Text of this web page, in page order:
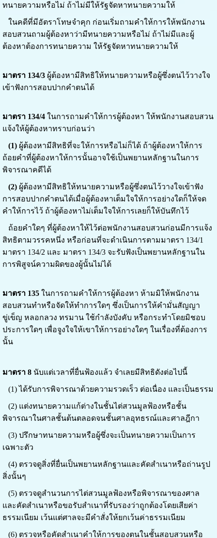
ทนายความหรือไม่ ถ้าไม่มีให้รัฐจัดหาทนายความให้
ในคดีที่มีอัตราโทษจำคุก ก่อนเริ่มถามคำให้การให้พนักงาน
สอบสวนถามผู้ต้องหาว่ามีทนายความหรือไม่ ถ้าไม่มีและผู้
ต้องหาต้องการทนายความ ให้รัฐจัดหาทนายความให้
มาตรา 134/3ผู้ต้องหามีสิทธิให้ทนายความหรือผู้ซึ่งตนไว้วางใจ
เข้าฟังการสอบปากคำตนได้
มาตรา 134/4ในการถามคำให้การผู้ต้องหา ให้พนักงานสอบสวน
แจ้งให้ผู้ต้องหาทราบก่อนว่า
(1)ผู้ต้องหามีสิทธิที่จะให้การหรือไม่ก็ได้ ถ้าผู้ต้องหาให้การ
ถ้อยคำที่ผู้ต้องหาให้การนั้นอาจใช้เป็นพยานหลักฐานในการ
พิจารณาคดีได้
(2)ผู้ต้องหามีสิทธิให้ทนายความหรือผู้ซึ่งตนไว้วางใจเข้าฟัง
การสอบปากคำตนได้เมื่อผู้ต้องหาเต็มใจให้การอย่างใดก็ให้จด
คำให้การไว้ ถ้าผู้ต้องหาไม่เต็มใจให้การเลยก็ให้บันทึกไว้
ถ้อยคำใดๆ ที่ผู้ต้องหาให้ไว้ต่อพนักงานสอบสวนก่อนมีการแจ้ง
สิทธิตามวรรคหนึ่ง หรือก่อนที่จะดำเนินการตามมาตรา 134/1
มาตรา 134/2 และ มาตรา 134/3 จะรับฟังเป็นพยานหลักฐานใน
การพิสูจน์ความผิดของผู้นั้นไม่ได้
มาตรา 135ในการถามคำให้การผู้ต้องหา ห้ามมิให้พนักงาน
สอบสวนทำหรือจัดให้ทำการใดๆ ซึ่งเป็นการให้คำมั่นสัญญา
ขู่เข็ญ หลอกลวง ทรมาน ใช้กำลังบังคับ หรือกระทำโดยมิชอบ
ประการใดๆ เพื่อจูงใจให้เขาให้การอย่างใดๆ ในเรื่องที่ต้องการ
นั้น
มาตรา 8นับแต่เวลาที่ยื่นฟ้องแล้ว จำเลยมีสิทธิดังต่อไปนี้
(1) ได้รับการพิจารณาด้วยความรวดเร็ว ต่อเนื่อง และเป็นธรรม
(2) แต่งทนายความแก้ต่างในชั้นไต่สวนมูลฟ้องหรือชั้น
พิจารณาในศาลชั้นต้นตลอดจนชั้นศาลอุทธรณ์และศาลฎีกา
(3) ปรึกษาทนายความหรือผู้ซึ่งจะเป็นทนายความเป็นการ
เฉพาะตัว
(4) ตรวจดูสิ่งที่ยื่นเป็นพยานหลักฐานและคัดสำเนาหรือถ่านรูป
สิ่งนั้นๆ
(5) ตรวจดูสำนวนการไต่สวนมูลฟ้องหรือพิจารณาของศาล
และคัดสำเนาหรือขอรับสำเนาที่รับรองว่าถูกต้องโดยเสียค่า
ธรรมเนียม เว้นแต่ศาลจะมีคำสั่งให้ยกเว้นค่าธรรมเนียม
(6) ตรวจหรือคัดสำเนาคำให้การของตนในชั้นสอบสวนหรือ